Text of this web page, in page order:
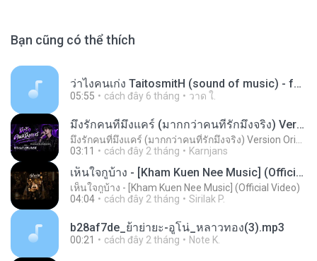
Bạn cũng có thể thích
ว่าไงคนเก่ง TaitosmitH (sound of music) - fondfuarrakk video audio sound (youtube).mp3
05:55 cách đây 6 tháng วาด ใ.
มึงรักคนที่มึงแคร์ (มากกว่าคนที่รักมึงจริง) Version Original OfficialTaNWaMuSiC (official audio)
03:11
cách đây 2 tháng Karnjans
เห็นใจกูบ้าง - [Kham Kuen Nee Music] (Official Video)
เห็นใจกูบ้าง - [Kham Kuen Nee Music] (Official Video)
04:04
cách đây 2 tháng Sirilak P.
b28af7de_ย้าย่ายะ-อูโน่_หลาวทอง(3).mp3
00:21 cách đây 2 tháng Note K.